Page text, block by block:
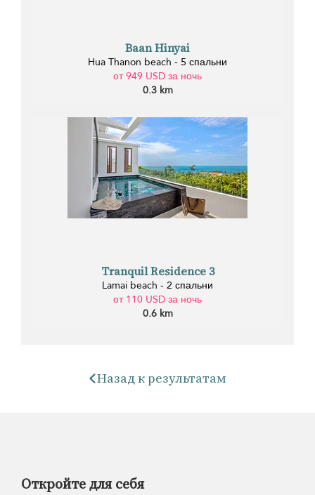
Baan Hinyai
Hua Thanon beach - 5 спальни
от 949 USD за ночь
0.3 km
Tranquil Residence 3
Lamai beach - 2 спальни
от 110 USD за ночь
0.6 km
Назад к результатам
Откройте для себя